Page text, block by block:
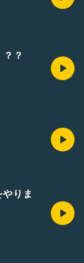
？？
やりま